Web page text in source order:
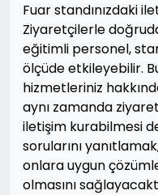
Fuar standınızdaki
Ziyaretçilerle
eğitimli personel,
ölçüde etkileyebilir.
hizmetleriniz
aynı zamanda
iletişim kurabilmesi
sorularını
onlara uygun
olmasını